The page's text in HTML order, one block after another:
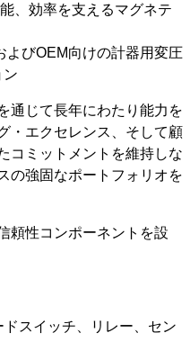
、効率を支えるマグネテ
よびOEM向けの計器用変圧
ン
通じて長年にわたり能力を
・エクセレンス、そして顧
コミットメントを維持しな
の強固なポートフォリオを
頼性コンポーネントを設
ドスイッチ、リレー、セン